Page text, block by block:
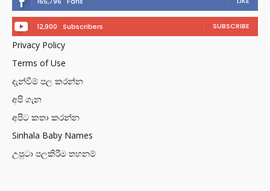
12,900 Subscribers SUBSCRIBE
Privacy Policy
Terms of Use
දැන්වීම් පල කරන්න
අපි ගැන
අපිට කතා කරන්න
Sinhala Baby Names
උපුටා පලකිරීම තහනම්